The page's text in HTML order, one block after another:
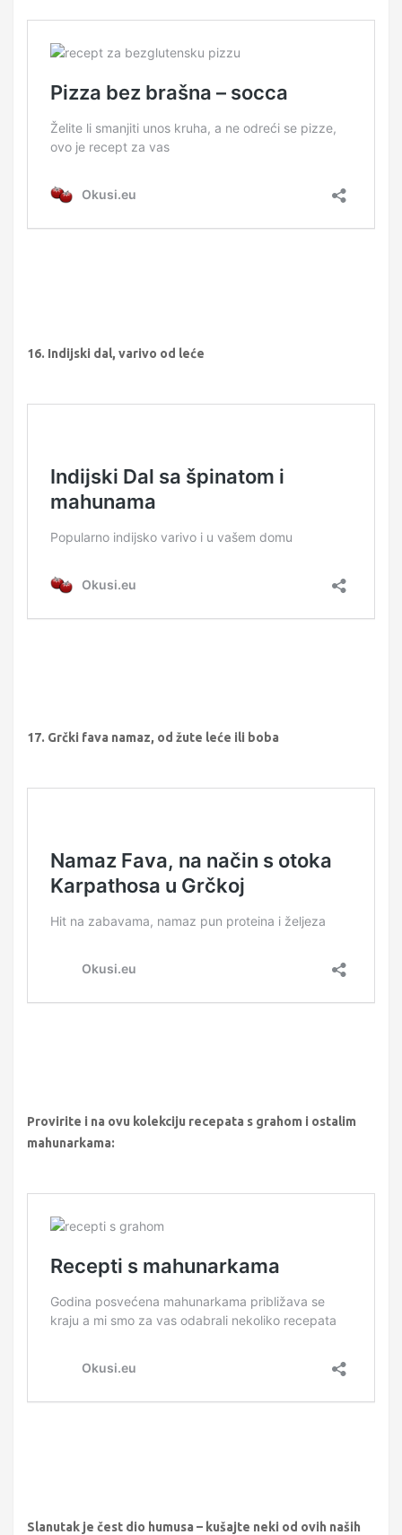
16. Indijski dal, varivo od leće
17. Grčki fava namaz, od žute leće ili boba
Provirite i na ovu kolekciju recepata s grahom i ostalim
mahunarkama:
Slanutak je čest dio humusa – kušajte neki od ovih naših